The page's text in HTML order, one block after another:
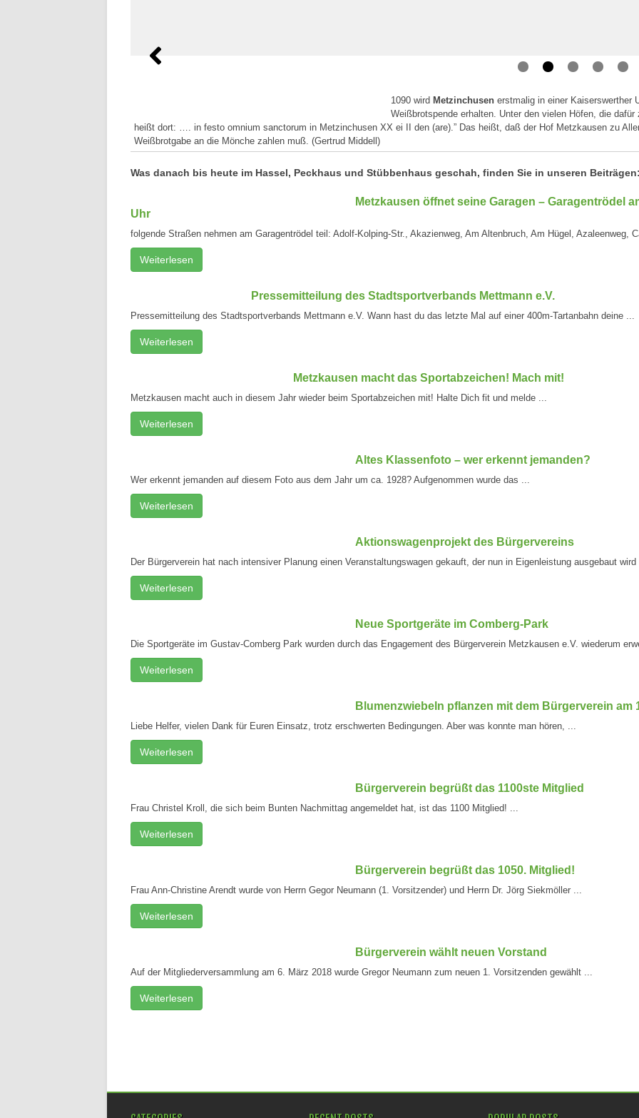
1090 wird Metzinchusen erstmalig in einer Kaiserswerther
Weißbrotspende erhalten. Unter den vielen Höfen, die
heißt dort: …. in festo omnium sanctorum in Metzinchusen XX ei II den (are).” Das heißt, daß der Hof Metzkausen zu
Weißbrotgabe an die Mönche zahlen muß. (Gertrud Middell)
Was danach bis heute im Hassel, Peckhaus und Stübbenhaus geschah, finden Sie in unseren
Metzkausen öffnet seine Garagen – Garagentrödel
Uhr
folgende Straßen nehmen am Garagentrödel teil: Adolf-Kolping-Str., Akazienweg, Am Altenbruch, Am Hügel, Azaleenweg,
Weiterlesen
Pressemitteilung des Stadtsportverbands Mettmann e.V.
Pressemitteilung des Stadtsportverbands Mettmann e.V. Wann hast du das letzte Mal auf einer 400m-Tartanbahn deine ...
Weiterlesen
Metzkausen macht das Sportabzeichen! Mach mit!
Metzkausen macht auch in diesem Jahr wieder beim Sportabzeichen mit! Halte Dich fit und melde ...
Weiterlesen
Altes Klassenfoto – wer erkennt jemanden?
Wer erkennt jemanden auf diesem Foto aus dem Jahr um ca. 1928? Aufgenommen wurde das ...
Weiterlesen
Aktionswagenprojekt des Bürgervereins
Der Bürgerverein hat nach intensiver Planung einen Veranstaltungswagen gekauft, der nun in Eigenleistung ausgebaut wird
Weiterlesen
Neue Sportgeräte im Comberg-Park
Die Sportgeräte im Gustav-Comberg Park wurden durch das Engagement des Bürgerverein Metzkausen e.V. wiederum
Weiterlesen
Blumenzwiebeln pflanzen mit dem Bürgerverein am
Liebe Helfer, vielen Dank für Euren Einsatz, trotz erschwerten Bedingungen. Aber was konnte man hören, ...
Weiterlesen
Bürgerverein begrüßt das 1100ste Mitglied
Frau Christel Kroll, die sich beim Bunten Nachmittag angemeldet hat, ist das 1100 Mitglied! ...
Weiterlesen
Bürgerverein begrüßt das 1050. Mitglied!
Frau Ann-Christine Arendt wurde von Herrn Gegor Neumann (1. Vorsitzender) und Herrn Dr. Jörg Siekmöller ...
Weiterlesen
Bürgerverein wählt neuen Vorstand
Auf der Mitgliederversammlung am 6. März 2018 wurde Gregor Neumann zum neuen 1. Vorsitzenden gewählt ...
Weiterlesen